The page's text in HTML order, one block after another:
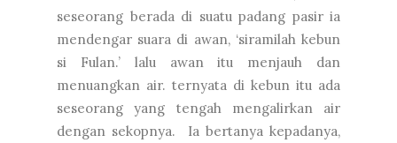
seseorang berada di suatu padang pasir ia
mendengar suara di awan, ‘siramilah kebun
si Fulan.’ lalu awan itu menjauh dan
menuangkan air. ternyata di kebun itu ada
seseorang yang tengah mengalirkan air
dengan sekopnya. Ia bertanya kepadanya,